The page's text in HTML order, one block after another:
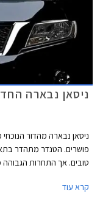
ניסאן נבארה
פושרים. הטנדר מתהדר בתא
טובים. אך התחרות הגבוהה
קרא עוד